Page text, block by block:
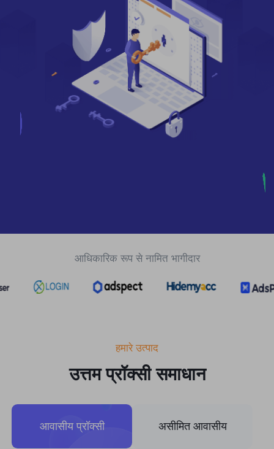
लंबे समय से अभिनय आईएसपी प्रॉक्सी $1.4
एसईओ निगरानी
विज्ञापन सत्यापन
वेब स्क्रैपिंग और क्रॉलिंग
भागीदारों
प्रॉक्सी चेकर
यूनाइटेड किंगडम
अधिक एकीकरण
अक्सर पूछे जाने वाले प्रश्न
ब्लॉग
उपयोगकर्ता गाइड
English
77% की छूटऔर अभी कार्य करें!
आवासीय $0/GB असीमित $0/दिन
आधिकारिक रूप से नामित भागीदार
हमारे उत्पाद
उत्तम प्रॉक्सी समाधान
आवासीय प्रॉक्सी असीमित आवासीय